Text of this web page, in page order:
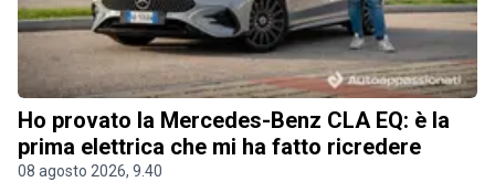
Ho provato la Mercedes-Benz CLA EQ: è la
prima elettrica che mi ha fatto ricredere
08 agosto 2026, 9.40